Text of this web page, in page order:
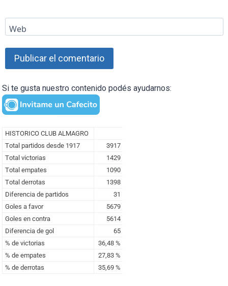
Web
Si te gusta nuestro contenido podés ayudarnos: